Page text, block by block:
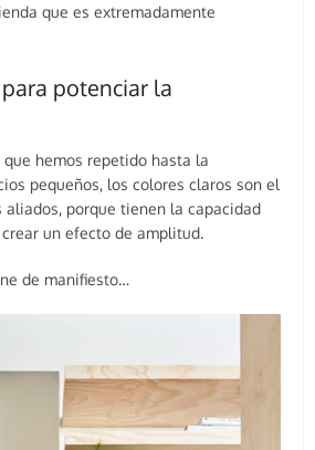
que es extremadamente
potenciar la
hemos repetido hasta la
pequeños, los colores claros son el
aliados, porque tienen la capacidad
un efecto de amplitud.
de manifiesto…